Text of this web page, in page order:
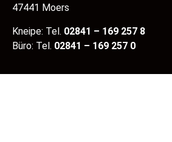
47441 Moers
Kneipe: Tel. 02841 – 169 257 8
Büro: Tel. 02841 – 169 257 0